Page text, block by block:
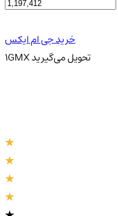
خرید جی ام ایکس
1GMX تحویلمی‌گیرید